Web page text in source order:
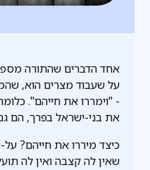
אחד הדברים שהתורה
על שעבוד מצרים הוא,
- "וימררו את חייהם".
את בני-ישראל בפרך, הם
כיצד מיררו את חייהם?
שאין לה קצבה ואין לה